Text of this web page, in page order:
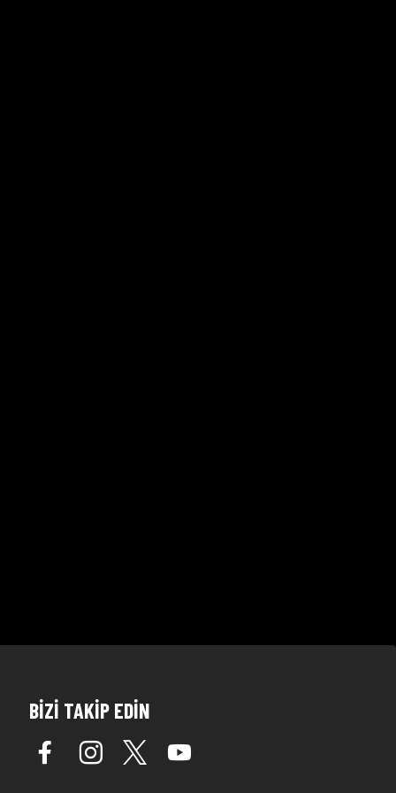
BİZİ TAKİP EDİN